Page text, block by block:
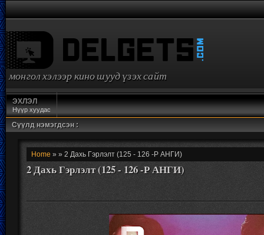
монгол хэлээр кино шууд үзэх сайт
ЭХЛЭЛ
Нүүр хуудас
Сүүлд нэмэгдсэн :
Home » » 2 Дахь Гэрлэлт (125 - 126 -Р АНГИ)
2 Дахь Гэрлэлт (125 - 126 -Р АНГИ)